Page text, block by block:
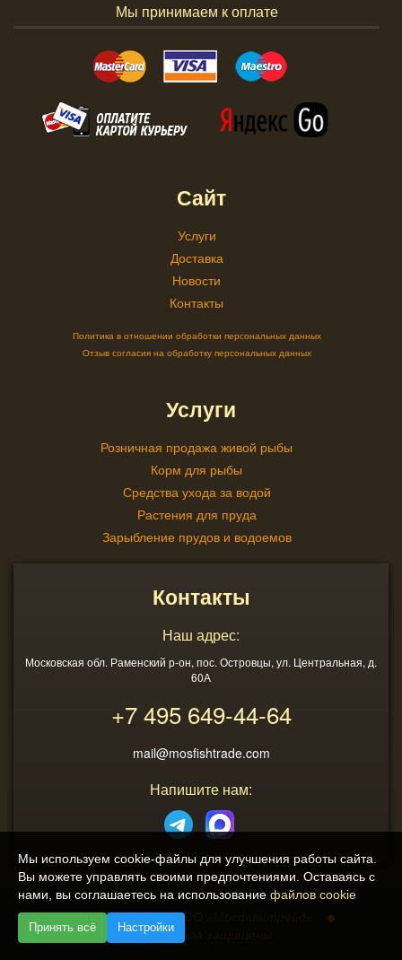
Мы принимаем к оплате
Сайт
Услуги
Доставка
Новости
Контакты
Политика в отношении обработки персональных данных
Отзыв согласия на обработку персональных данных
Услуги
Розничная продажа живой рыбы
Корм для рыбы
Средства ухода за водой
Растения для пруда
Зарыбление прудов и водоемов
Контакты
Наш адрес:
Московская обл. Раменский р-он, пос. Островцы, ул. Центральная, д.
60А
+7 495649-44-64
mail@mosfishtrade.com
Напишите нам:
2013 - 2026
ООО «Мосфиштрейд»
© Все права защищены
Мы используем cookie-файлы для улучшения работы сайта.
Вы можете управлять своими предпочтениями. Оставаясь с
нами, вы соглашаетесь на использование файлов cookie
Принять всё Настройки